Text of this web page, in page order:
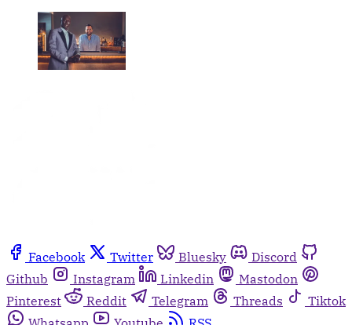
Facebook Twitter Bluesky
Discord
Github
Instagram Linkedin
Mastodon
Pinterest
Reddit Telegram Threads
Tiktok